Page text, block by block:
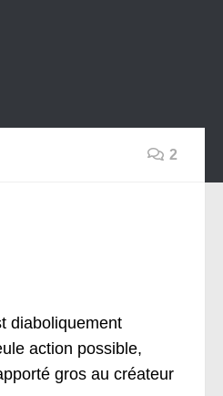
2
diaboliquement
action possible,
gros au créateur